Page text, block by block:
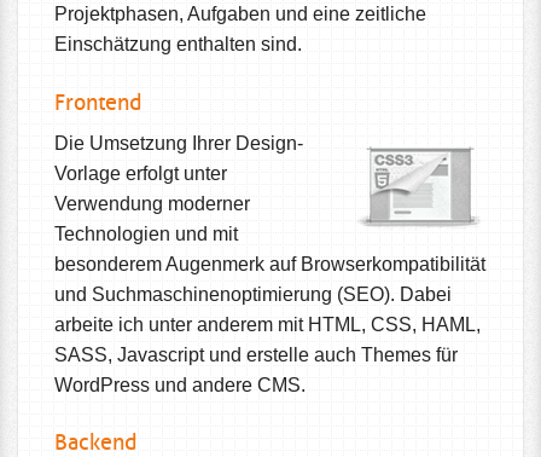
Projektphasen, Aufgaben und eine zeitliche
Einschätzung enthalten sind.
Frontend
Die Umsetzung Ihrer Design-
Vorlage erfolgt unter
Verwendung moderner
Technologien und mit
besonderem Augenmerk auf Browserkompatibilität
und Suchmaschinenoptimierung (SEO). Dabei
arbeite ich unter anderem mit HTML, CSS, HAML,
SASS, Javascript und erstelle auch Themes für
WordPress und andere CMS.
Backend